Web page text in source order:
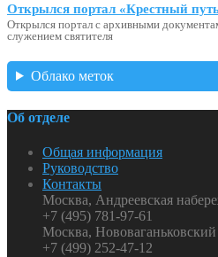
Открылся портал «Крестный
Открылся портал с архивными
служением святителя
Облако меток
Об отделе
Общая информация
Руководство
Контакты
Москва, Андреевская
+7 (495) 781-97-61
Москва, Нововаганьковский
+7 (499) 252-47-12